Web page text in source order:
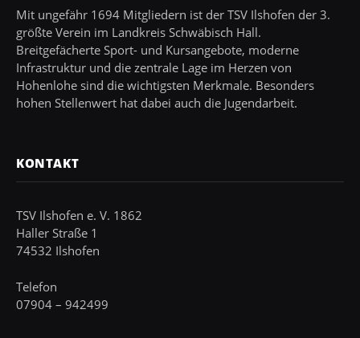
Mit ungefähr 1694 Mitgliedern ist der TSV Ilshofen der 3.
größte Verein im Landkreis Schwäbisch Hall.
Breitgefächerte Sport- und Kursangebote, moderne
Infrastruktur und die zentrale Lage im Herzen von
Hohenlohe sind die wichtigsten Merkmale. Besonders
hohen Stellenwert hat dabei auch die Jugendarbeit.
KONTAKT
TSV Ilshofen e. V. 1862
Haller Straße 1
74532 Ilshofen
Telefon
07904 – 942499